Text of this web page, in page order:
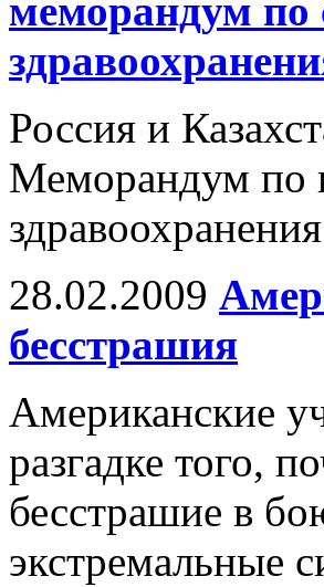
меморандум по
Россия и
Меморандум по
28.02.2009
бесстрашия
Американские
разгадке того,
бесстрашие в
экстремальные